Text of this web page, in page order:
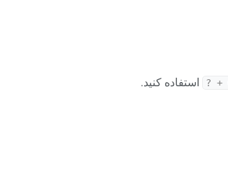
استفاده کنید.